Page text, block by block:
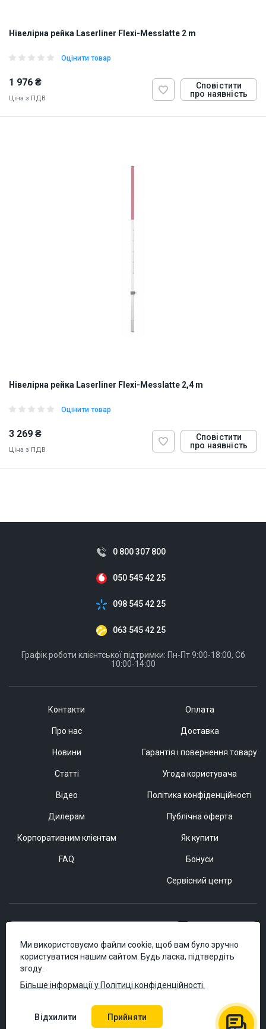
Нівелірна рейка Laserliner Flexi-Messlatte 2 m
Оцінити товар
1 976 ₴
Ціна з ПДВ
Сповістити
про наявність
Нівелірна рейка Laserliner Flexi-Messlatte 2,4 m
Оцінити товар
3 269 ₴
Ціна з ПДВ
Сповістити
про наявність
Контакти
Про нас
Новини
Статті
Відео
Дилерам
Корпоративним клієнтам
FAQ
Оплата
Доставка
Гарантія і повернення товару
Угода користувача
Політика конфіденційності
Публічна оферта
Як купити
Бонуси
Сервісний центр
0 800 307 800
050 545 42 25
098 545 42 25
063 545 42 25
Графік роботи клієнтської підтримки: Пн-Пт 9:00-18:00, Сб
10:00-14:00
© 2006–2026 Masteram.
Ми використовуємо файли cookie, щоб вам було зручно
користуватися нашим сайтом. Будь ласка, підтвердіть
згоду.
Більше інформації у Політиці конфіденційності.
Відхилити Прийняти